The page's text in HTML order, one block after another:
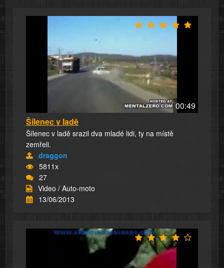
00:49
Šílenec v ladě
Šílenec v ladě srazil dva mladé lidi, ty na místě
zemřeli.
draggon
5811x
27
Video / Auto-moto
13/06/2013